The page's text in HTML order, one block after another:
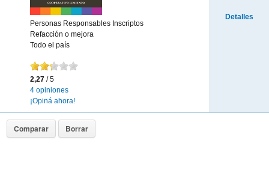
Personas Responsables Inscriptos
Refacción o mejora
Todo el país
2,27 / 5
4 opiniones
¡Opiná ahora!
Detalles